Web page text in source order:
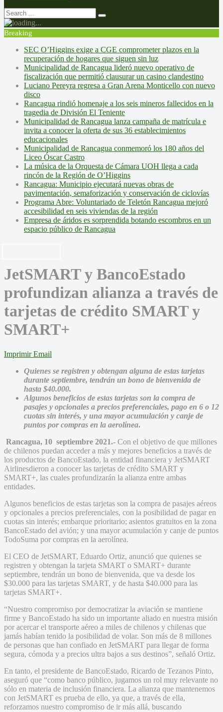
Breaking
SEC O’Higgins exige a CGE comprometer plazos en la
recuperación de hogares que siguen sin luz
Municipalidad de Rancagua lideró nuevo operativo de
fiscalización que permitió clausurar un casino clandestino
Luciano Pereyra regresa a Gran Arena Monticello con nuevo
disco
Rancagua rindió homenaje a los seis mineros fallecidos en la
tragedia de División El Teniente
Municipalidad de Rancagua lanza campaña de matrícula e
invita a conocer la oferta de sus 36 establecimientos
educacionales
Municipalidad de Rancagua conmemoró los 180 años del
Liceo Óscar Castro
La música de la Orquesta de Cámara UOH llega a cada
rincón de la Región de O’Higgins
Rancagua: Municipio ejecutará nuevas obras de
pavimentación, semaforización y conservación de ciclovías
Programa Abre: Voluntariado de Teletón Rancagua mejoró
accesibilidad en seis viviendas de la región
Empresa de áridos es sorprendida botando escombros en un
espacio público de Rancagua
JetSMART y BancoEstado
profundizan alianza a través de
tarjetas de crédito SMART y
SMART+
Imprimir Email
Quienes se registren y obtengan alguna de estas tarjetas
durante septiembre, tendrán un bono de bienvenida de
hasta $40.000.
Algunos beneficios de estas tarjetas son la compra de
pasajes y opcionales a precios preferenciales, pago en 6 o 12
cuotas sin interés, y una mayor acumulación y canje de
puntos por compras en la aerolínea.
Rancagua, 10 septiembre 2021.- Con el objetivo de que millones
de chilenos puedan acceder a más y mejores beneficios a través de
los productos de BancoEstado, la entidad financiera y JetSMART
Airlinesdieron a conocer las tarjetas de crédito SMART y
SMART+, las cuales profundizarán la alianza entre ambas
entidades.
Algunos beneficios de estas tarjetas son la compra de pasajes aéreos
y opcionales a precios preferenciales, con la posibilidad de pagar en
cuotas sin interés; embarque prioritario; asientos gratuitos en la zona
BancoEstado del avión; y una mayor acumulación y canje de puntos
TodoSuma por compras en la aerolínea.
El CEO de JetSMART, Eduardo Ortiz, anunció que quienes se
registren y obtengan la tarjeta SMART o SMART+ durante
septiembre, tendrán un bono de bienvenida, que va desde los
$30.000 para las tarjetas SMART, y de hasta $40.000 para las
tarjetas SMART+.
“Nuestro compromiso por democratizar la aviación se mantiene
firme y BancoEstado ha sido un importante aliado en nuestra misión
por acercar el transporte aéreo a miles de chilenos y chilenas que
jamás habían tenido la posibilidad de volar. Son más de 8 millones
de personas que han confiado en JetSMART para llegar de forma
segura, cómoda y a precios ultra bajos a sus destinos”, señaló Ortiz.
En tanto, el presidente de BancoEstado, Ricardo de Tezanos Pinto,
aseguró que “como banco público, jugamos un rol muy relevante no
sólo en materia de inclusión financiera. La alianza que mantenemos
con JetSMART es prueba de ello, ya que, a través de ella,
reforzamos nuestro compromiso de ir más allá, buscando